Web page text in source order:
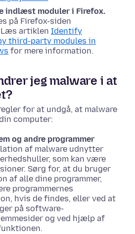
indlæst moduler i Firefox.
på Firefox-siden
artiklen Identify
third-party modules in
for mere information.
jeg malware i at
for at undgå, at malware
computer:
og andre programmer
af malware udnytter
som kan være
Sørg for, at du bruger
af alle dine programmer,
programmernes
hvis de findes, eller ved at
på software-
og ved hjælp af
.